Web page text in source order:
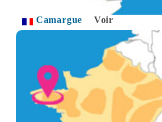
Camargue Voir